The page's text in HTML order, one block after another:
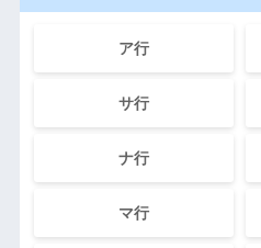
ア行
サ行
ナ行
マ行